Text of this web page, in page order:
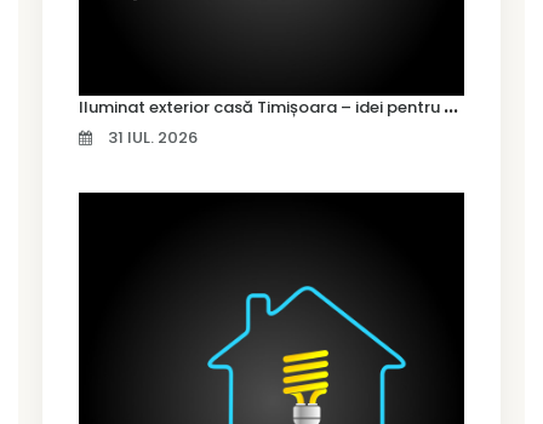
I
luminat exterior casă Timișoara – idei pentru siguranță și confort
31 IUL. 2026